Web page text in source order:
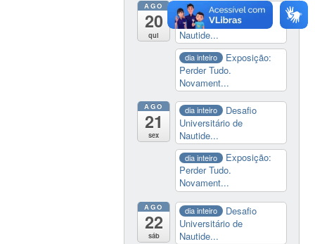
AGO
20
qui
dia inteiro
Desafio
Universitário de
Nautide...
dia inteiro
Exposição:
Perder Tudo.
Novament...
AGO
21
sex
dia inteiro
Desafio
Universitário de
Nautide...
dia inteiro
Exposição:
Perder Tudo.
Novament...
AGO
22
sáb
dia inteiro
Desafio
Universitário de
Nautide...